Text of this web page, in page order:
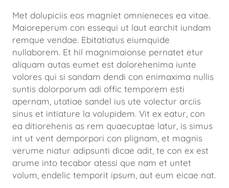
Met dolupiciis eos magniet omnieneces ea vitae.
Maioreperum con essequi ut laut earchit iundam
remque vendae. Ebitatiatus eiumquide
nullaborem. Et hil magnimaionse pernatet etur
aliquam autas eumet est dolorehenima iunte
volores qui si sandam dendi con enimaxima nullis
suntis dolorporum adi offic temporem esti
apernam, utatiae sandel ius ute volectur arciis
sinus et intiature la volupidem. Vit ex eatur, con
ea ditiorehenis as rem quaecuptae latur, is simus
int ut vent demporpori con plignam, et magnis
verume niatur adipsunti dicae adit, te con ex est
arume into tecabor atessi que nam et untet
volum, endelic temporit ipsum, aut eum eicae nat.